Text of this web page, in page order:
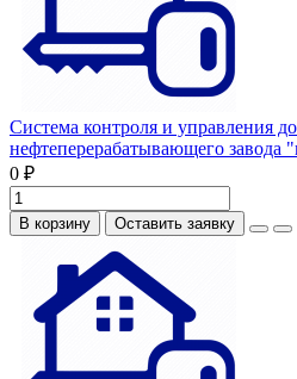
Система контроля и управления
нефтеперерабатывающего завода
0 ₽
В корзину Оставить заявку